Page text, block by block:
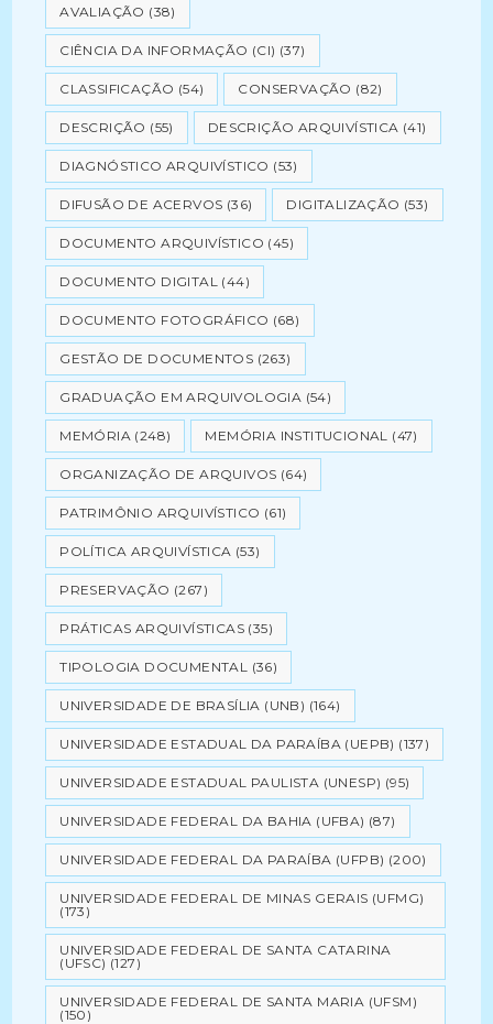
AVALIAÇÃO (38)
CIÊNCIA DA INFORMAÇÃO (CI) (37)
CLASSIFICAÇÃO (54) CONSERVAÇÃO (82)
DESCRIÇÃO (55) DESCRIÇÃO ARQUIVÍSTICA (41)
DIAGNÓSTICO ARQUIVÍSTICO (53)
DIFUSÃO DE ACERVOS (36) DIGITALIZAÇÃO (53)
DOCUMENTO ARQUIVÍSTICO (45)
DOCUMENTO DIGITAL (44)
DOCUMENTO FOTOGRÁFICO (68)
GESTÃO DE DOCUMENTOS (263)
GRADUAÇÃO EM ARQUIVOLOGIA (54)
MEMÓRIA (248) MEMÓRIA INSTITUCIONAL (47)
ORGANIZAÇÃO DE ARQUIVOS (64)
PATRIMÔNIO ARQUIVÍSTICO (61)
POLÍTICA ARQUIVÍSTICA (53)
PRESERVAÇÃO (267)
PRÁTICAS ARQUIVÍSTICAS (35)
TIPOLOGIA DOCUMENTAL (36)
UNIVERSIDADE DE BRASÍLIA (UNB) (164)
UNIVERSIDADE ESTADUAL DA PARAÍBA (UEPB) (137)
UNIVERSIDADE ESTADUAL PAULISTA (UNESP) (95)
UNIVERSIDADE FEDERAL DA BAHIA (UFBA) (87)
UNIVERSIDADE FEDERAL DA PARAÍBA (UFPB) (200)
UNIVERSIDADE FEDERAL DE MINAS GERAIS (UFMG)
(173)
UNIVERSIDADE FEDERAL DE SANTA CATARINA
(UFSC) (127)
UNIVERSIDADE FEDERAL DE SANTA MARIA (UFSM)
(150)